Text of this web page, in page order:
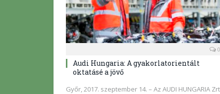
0
Audi Hungaria: A gyakorlatorientált
oktatásé a jövő
Győr, 2017. szeptember 14. – Az AUDI HUNGARIA